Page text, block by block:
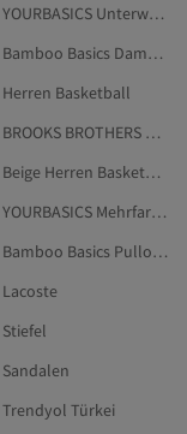
YOURBASICS Unterwäsche & Nachtwäsche
Bamboo Basics Damen Pullover
Herren Basketball
BROOKS BROTHERS Herren Kleidung
Beige Herren Basketball
YOURBASICS Mehrfarbig T-Shirts
Bamboo Basics Pullover & Strickjacken
Lacoste
Stiefel
Sandalen
Trendyol Türkei